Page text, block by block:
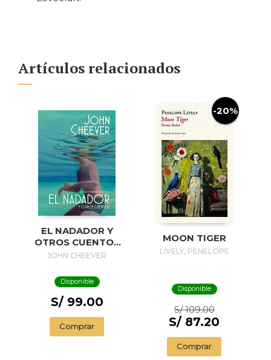
Artículos relacionados
EL NADADOR Y
OTROS CUENTOS
(EDICIÓN
SWIMMER AND
OTHER STORIES (
ILLUSTRADED
EDITION)
JOHN CHEEVER
Disponible
S/ 99.00
Comprar
-20%
MOON TIGER
LIVELY, PENELOPE
Disponible
S/ 109.00
S/ 87.20
Comprar